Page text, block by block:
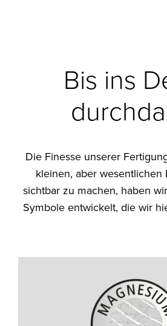
Bis ins
Die Finesse unserer
kleinen, aber wesentlichen
sichtbar zu machen, haben
Symbole entwickelt, die wir